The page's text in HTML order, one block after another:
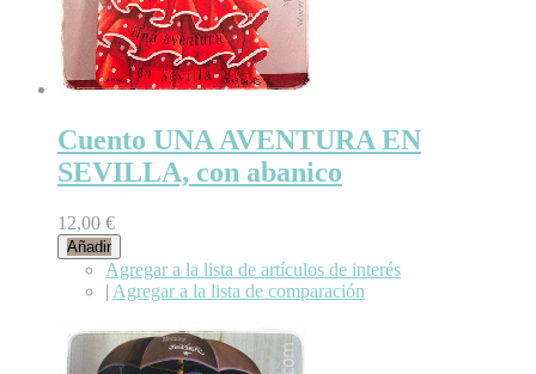
Cuento UNA AVENTURA EN
SEVILLA, con abanico
12,00 €
Añadir
Agregar a la lista de artículos de interés
| Agregar a la lista de comparación